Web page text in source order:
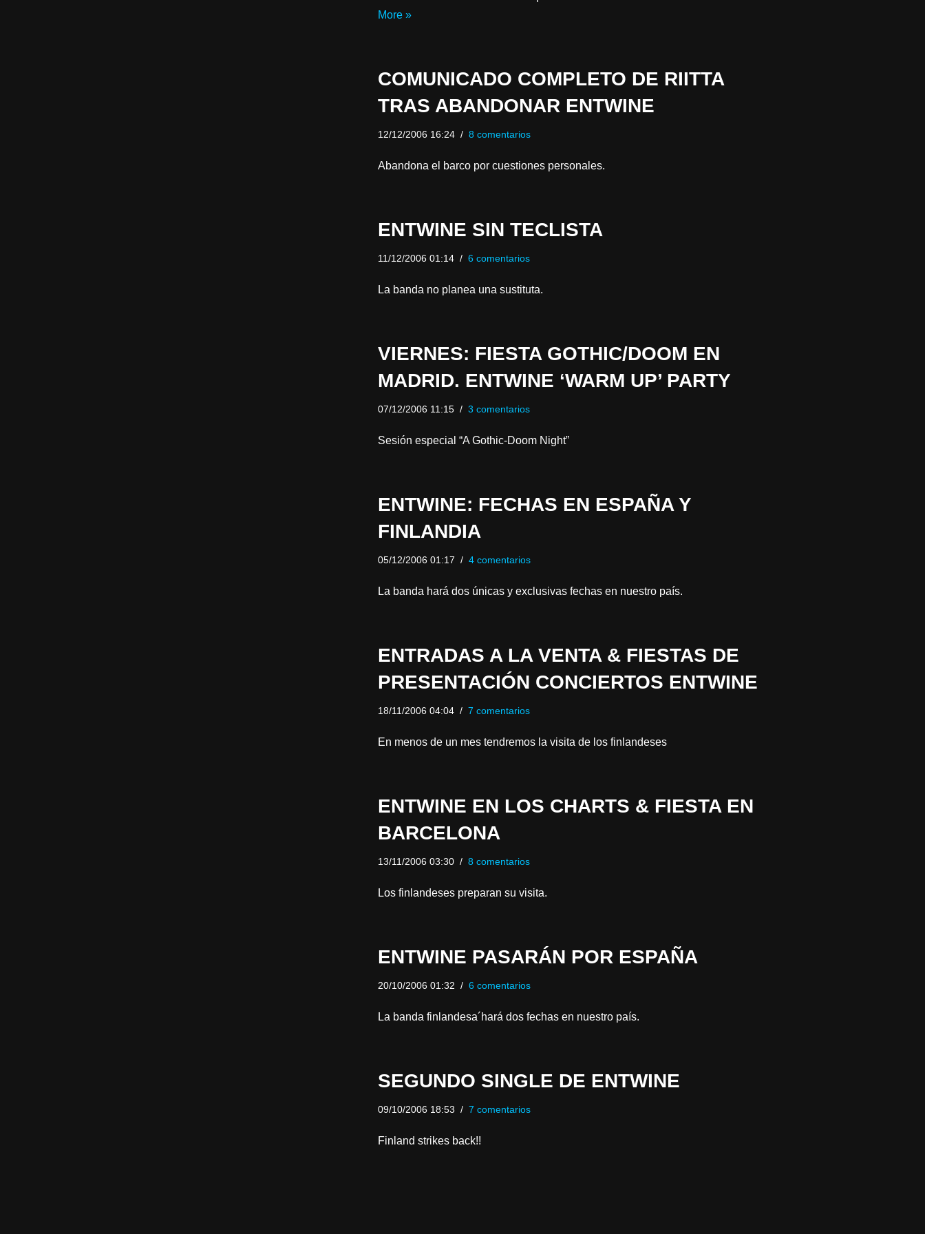
More »
COMUNICADO COMPLETO DE RIITTA
TRAS ABANDONAR ENTWINE
12/12/2006 16:24 8 comentarios
Abandona el barco por cuestiones personales.
ENTWINE SIN TECLISTA
11/12/2006 01:14 6 comentarios
La banda no planea una sustituta.
VIERNES: FIESTA GOTHIC/DOOM EN
MADRID. ENTWINE ‘WARM UP’ PARTY
07/12/2006 11:15 3 comentarios
Sesión especial “A Gothic-Doom Night”
ENTWINE: FECHAS EN ESPAÑA Y
FINLANDIA
05/12/2006 01:17 4 comentarios
La banda hará dos únicas y exclusivas fechas en nuestro país.
ENTRADAS A LA VENTA & FIESTAS DE
PRESENTACIÓN CONCIERTOS ENTWINE
18/11/2006 04:04 7 comentarios
En menos de un mes tendremos la visita de los finlandeses
ENTWINE EN LOS CHARTS & FIESTA EN
BARCELONA
13/11/2006 03:30 8 comentarios
Los finlandeses preparan su visita.
ENTWINE PASARÁN POR ESPAÑA
20/10/2006 01:32 6 comentarios
La banda finlandesa´hará dos fechas en nuestro país.
SEGUNDO SINGLE DE ENTWINE
09/10/2006 18:53 7 comentarios
Finland strikes back!!